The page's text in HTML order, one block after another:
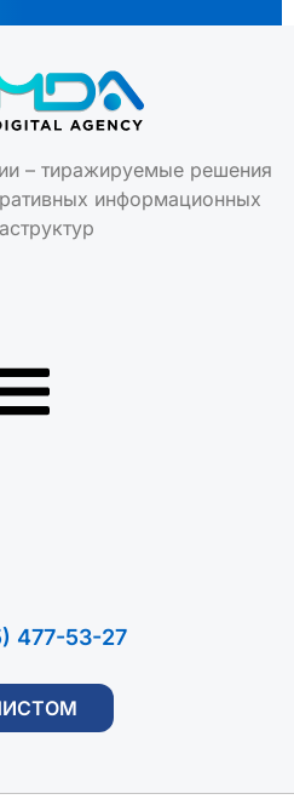
– тиражируемые решения
информационных
477-53-27